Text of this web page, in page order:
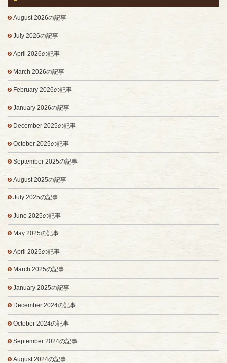
August 2026の記事
July 2026の記事
April 2026の記事
March 2026の記事
February 2026の記事
January 2026の記事
December 2025の記事
October 2025の記事
September 2025の記事
August 2025の記事
July 2025の記事
June 2025の記事
May 2025の記事
April 2025の記事
March 2025の記事
January 2025の記事
December 2024の記事
October 2024の記事
September 2024の記事
August 2024の記事